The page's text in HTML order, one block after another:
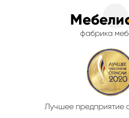
фабрика
Лучшее предприятие